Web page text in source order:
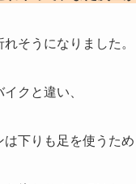
れそうになりました。
イクと違い、
は下りも足を使うため